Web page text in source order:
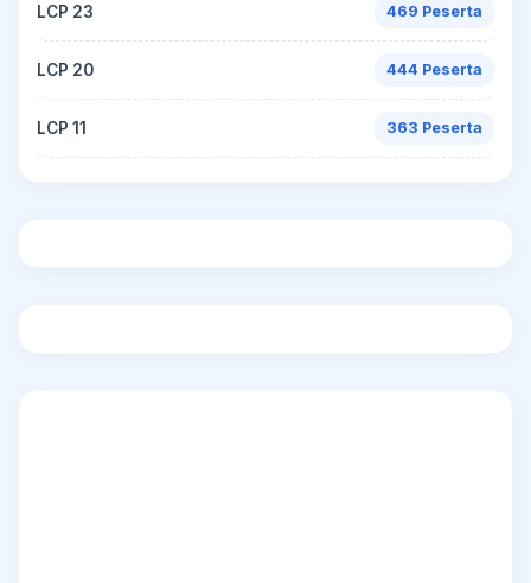
LCP 23 469 Peserta
LCP 20 444 Peserta
LCP 11 363 Peserta